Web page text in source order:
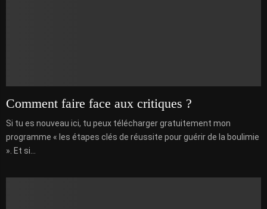
Comment faire face aux critiques ?
Si tu es nouveau ici, tu peux télécharger gratuitement mon
programme « les étapes clés de réussite pour guérir de la boulimie
». Et si...